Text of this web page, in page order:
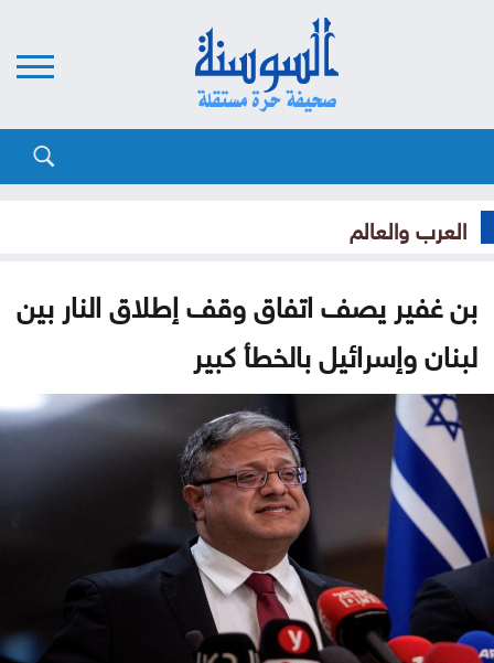
العرب والعالم
بن غفير يصف اتفاق وقف إطلاق النار بين
لبنان وإسرائيل بالخطأ كبير